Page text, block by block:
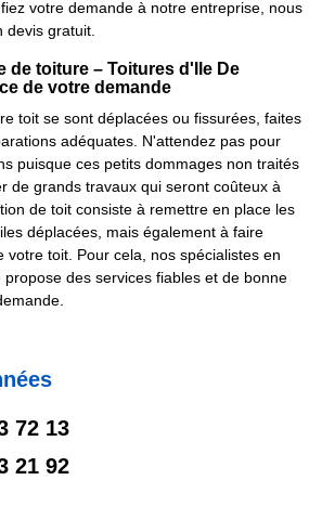
votre demande à notre entreprise, nous
devis gratuit.
de toiture – Toitures d'Ile De
de votre demande
toit se sont déplacées ou fissurées, faites
adéquates. N'attendez pas pour
puisque ces petits dommages non traités
de grands travaux qui seront coûteux à
de toit consiste à remettre en place les
déplacées, mais également à faire
votre toit. Pour cela, nos spécialistes en
propose des services fiables et de bonne
72 13
21 92